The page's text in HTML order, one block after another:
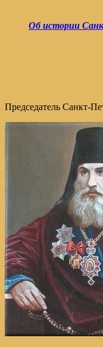
Об истории
Председатель Санкт-